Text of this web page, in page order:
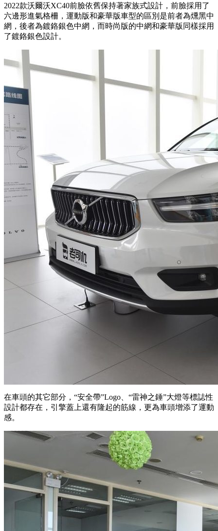
2022款沃爾沃XC40前臉依舊保持著家族式設計，前臉採用了
六邊形進氣格柵，運動版和豪華版車型的區別是前者為燻黑中
網，後者為鍍鉻銀色中網，而時尚版的中網和豪華版同樣採用
了鍍鉻銀色設計。
在車頭的其它部分，“安全帶”Logo、“雷神之錘”大燈等標誌性
設計都存在，引擎蓋上還有隆起的筋線，更為車頭增添了運動
感。